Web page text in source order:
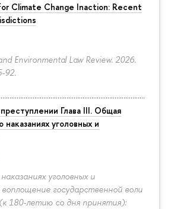
Climate Change Inaction: Recent
Environmental Law Review. 2026.
92.
Глава III. Общая
уголовных и
уголовных и
государственной воли
180-летию со дня принятия):